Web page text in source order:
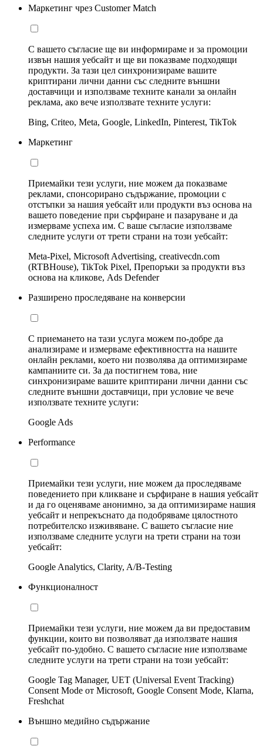
Маркетинг чрез Customer Match
С вашето съгласие ще ви информираме и за промоции
извън нашия уебсайт и ще ви показваме подходящи
продукти. За тази цел синхронизираме вашите
криптирани лични данни със следните външни
доставчици и използваме техните канали за онлайн
реклама, ако вече използвате техните услуги:
Bing, Criteo, Meta, Google, LinkedIn, Pinterest, TikTok
Маркетинг
Приемайки тези услуги, ние можем да показваме
реклами, спонсорирано съдържание, промоции с
отстъпки за нашия уебсайт или продукти въз основа на
вашето поведение при сърфиране и пазаруване и да
измерваме успеха им. С ваше съгласие използваме
следните услуги от трети страни на този уебсайт:
Meta-Pixel, Microsoft Advertising, creativecdn.com
(RTBHouse), TikTok Pixel, Препоръки за продукти въз
основа на кликове, Ads Defender
Разширено проследяване на конверсии
С приемането на тази услуга можем по-добре да
анализираме и измерваме ефективността на нашите
онлайн реклами, което ни позволява да оптимизираме
кампаниите си. За да постигнем това, ние
синхронизираме вашите криптирани лични данни със
следните външни доставчици, при условие че вече
използвате техните услуги:
Google Ads
Performance
Приемайки тези услуги, ние можем да проследяваме
поведението при кликване и сърфиране в нашия уебсайт
и да го оценяваме анонимно, за да оптимизираме нашия
уебсайт и непрекъснато да подобряваме цялостното
потребителско изживяване. С вашето съгласие ние
използваме следните услуги на трети страни на този
уебсайт:
Google Analytics, Clarity, A/B-Testing
Функционалност
Приемайки тези услуги, ние можем да ви предоставим
функции, които ви позволяват да използвате нашия
уебсайт по-удобно. С вашето съгласие ние използваме
следните услуги на трети страни на този уебсайт:
Google Tag Manager, UET (Universal Event Tracking)
Consent Mode от Microsoft, Google Consent Mode, Klarna,
Freshchat
Външно медийно съдържание